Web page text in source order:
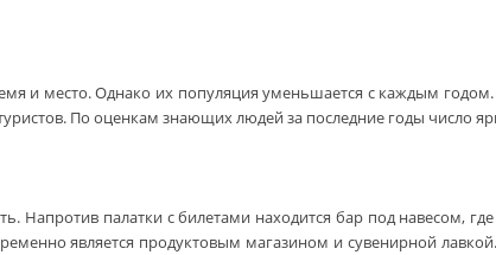
и место. Однако их популяция уменьшается с каждым
По оценкам знающих людей за последние годы число
Напротив палатки с билетами находится бар под навесом,
является продуктовым магазином и сувенирной